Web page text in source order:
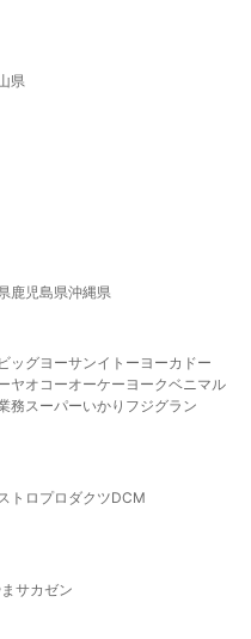
県
鹿児島県沖縄県
ビッグヨーサンイトーヨーカドー
ヤオコーオーケー ヨークベニマル
務スーパーいかり フジグラン
トロプロダクツDCM
サカゼン